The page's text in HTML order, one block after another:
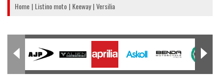
Home Listino moto Keeway Versilia